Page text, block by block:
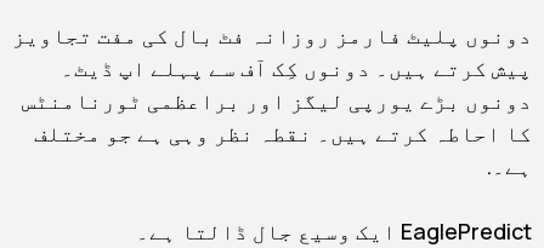
دونوں پلیٹ فارمز روزانہ فٹ بال کی مفت تجاویز
پیش کرتے ہیں۔ دونوں کِک آف سے پہلے اپ ڈیٹ۔
دونوں بڑے یورپی لیگز اور براعظمی ٹورنامنٹس
کا احاطہ کرتے ہیں۔ نقطہ نظر وہی ہے جو مختلف
ہے۔.
EaglePredict ایک وسیع جال ڈالتا ہے۔